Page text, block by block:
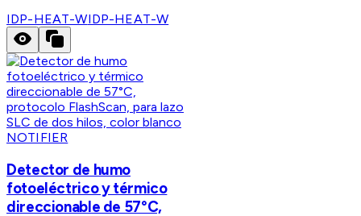
IDP-HEAT-WIDP-HEAT-W
NOTIFIER
Detector de humo
fotoeléctrico y térmico
direccionable de 57°C,